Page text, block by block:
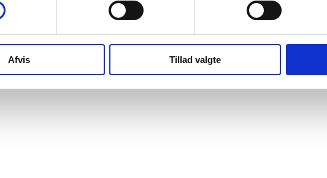
Afvis Tillad valgte